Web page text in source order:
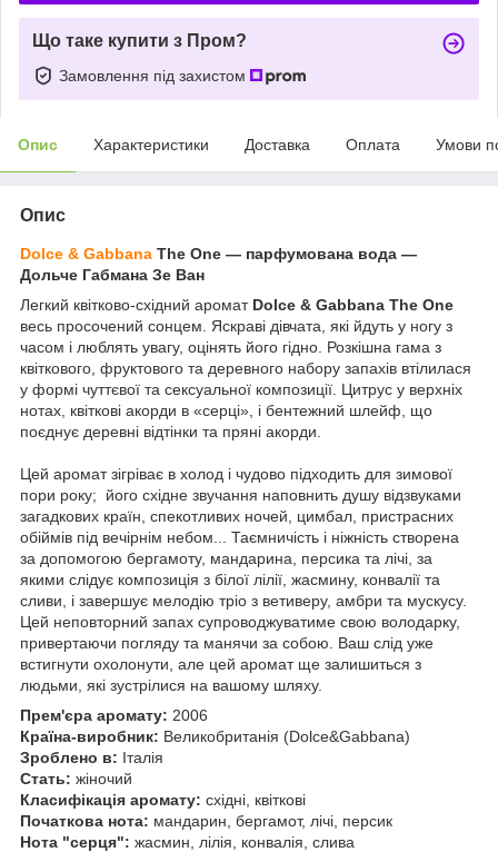
Що таке купити з Пром?
Замовлення під захистом
Опис Характеристики Доставка Оплата Умови
Опис
Dolce & Gabbana The One — парфумована вода —
Дольче Габмана Зе Ван
Легкий квітково-східний аромат Dolce & Gabbana The One
весь просочений сонцем. Яскраві дівчата, які йдуть у ногу з
часом і люблять увагу, оцінять його гідно. Розкішна гама з
квіткового, фруктового та деревного набору запахів втілилася
у формі чуттєвої та сексуальної композиції. Цитрус у верхніх
нотах, квіткові акорди в «серці», і бентежний шлейф, що
поєднує деревні відтінки та пряні акорди.
Цей аромат зігріває в холод і чудово підходить для зимової
пори року; його східне звучання наповнить душу відзвуками
загадкових країн, спекотливих ночей, цимбал, пристрасних
обіймів під вечірнім небом... Таємничість і ніжність створена
за допомогою бергамоту, мандарина, персика та лічі, за
якими слідує композиція з білої лілії, жасмину, конвалії та
сливи, і завершує мелодію тріо з ветиверу, амбри та мускусу.
Цей неповторний запах супроводжуватиме свою володарку,
привертаючи погляду та манячи за собою. Ваш слід уже
встигнути охолонути, але цей аромат ще залишиться з
людьми, які зустрілися на вашому шляху.
Прем'єра аромату: 2006
Країна-виробник: Великобританія (Dolce&Gabbana)
Зроблено в: Італія
Стать: жіночий
Класифікація аромату: східні, квіткові
Початкова нота: мандарин, бергамот, лічі, персик
Нота "серця": жасмин, лілія, конвалія, слива